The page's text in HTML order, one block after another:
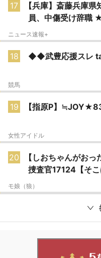
17
【兵庫】斎藤兵庫
員、中傷受け辞職
ニュース速報+
18 ◆◆武豊応援スレ
競馬
19 【指原P】
女性アイドル
20
【しおちゃんがお
捜査官17124【そ
モ娘（狼）